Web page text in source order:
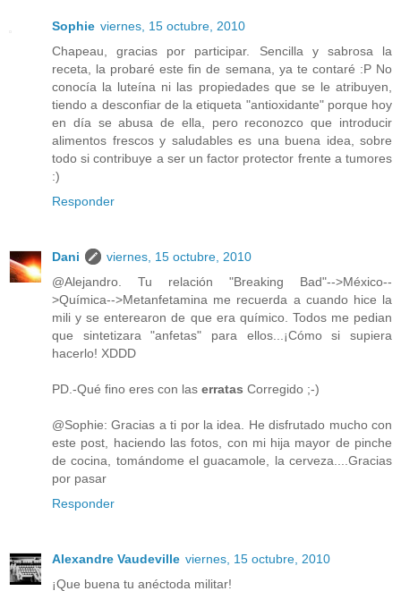
Sophie viernes, 15 octubre, 2010
Chapeau, gracias por participar. Sencilla y sabrosa la
receta, la probaré este fin de semana, ya te contaré :P No
conocía la luteína ni las propiedades que se le atribuyen,
tiendo a desconfiar de la etiqueta "antioxidante" porque hoy
en día se abusa de ella, pero reconozco que introducir
alimentos frescos y saludables es una buena idea, sobre
todo si contribuye a ser un factor protector frente a tumores
:)
Responder
Dani
viernes, 15 octubre, 2010
@Alejandro. Tu relación "Breaking Bad"-->México--
>Química-->Metanfetamina me recuerda a cuando hice la
mili y se enterearon de que era químico. Todos me pedian
que sintetizara "anfetas" para ellos...¡Cómo si supiera
hacerlo! XDDD
PD.-Qué fino eres con las erratas Corregido ;-)
@Sophie: Gracias a ti por la idea. He disfrutado mucho con
este post, haciendo las fotos, con mi hija mayor de pinche
de cocina, tomándome el guacamole, la cerveza....Gracias
por pasar
Responder
Alexandre Vaudeville viernes, 15 octubre, 2010
¡Que buena tu anéctoda militar!